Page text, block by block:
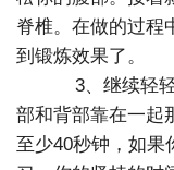
脊椎。在做的过程
到锻炼效果了。
3、继续轻
部和背部靠在一起
至少40秒钟，如果